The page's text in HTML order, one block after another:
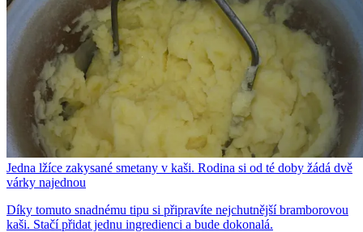
Jedna lžíce zakysané smetany v kaši. Rodina si od té doby žádá dvě
várky najednou
Díky tomuto snadnému tipu si připravíte nejchutnější bramborovou
kaši. Stačí přidat jednu ingredienci a bude dokonalá.